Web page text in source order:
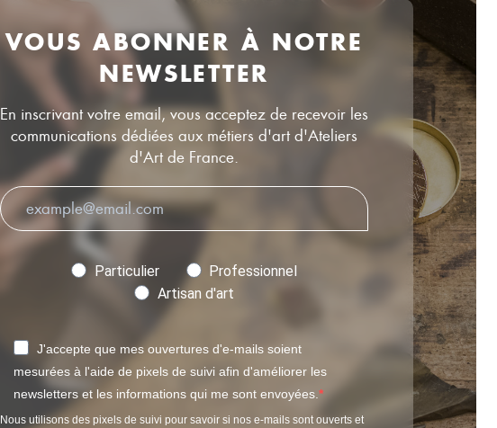
VOUS ABONNER À NOTRE
NEWSLETTER
En inscrivant votre email, vous acceptez de recevoir les
communications dédiées aux métiers d'art d'Ateliers
d'Art de France.
Particulier
Professionnel
Artisan d'art
J'accepte que mes ouvertures d'e-mails soient
mesurées à l'aide de pixels de suivi afin d'améliorer les
newsletters et les informations qui me sont envoyées.
Nous utilisons des pixels de suivi pour savoir si nos e-mails sont ouverts et